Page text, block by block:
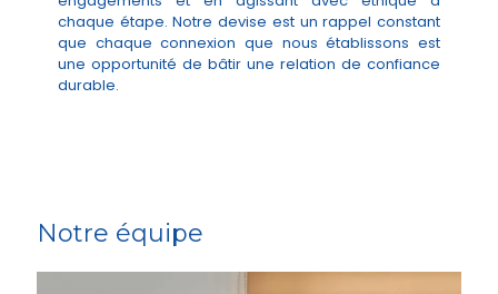
chaque étape. Notre devise est un rappel constant
que chaque connexion que nous établissons est
une opportunité de bâtir une relation de confiance
durable.
Notre équipe